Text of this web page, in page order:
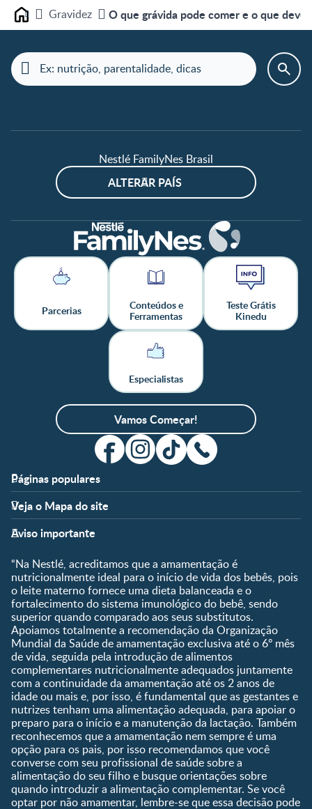
Home Gravidez O que grávida pode comer e o que
Nestlé FamilyNes Brasil
ALTERAR PAÍS
Parcerias
Conteúdos e
Ferramentas
Teste Grátis
Kinedu
Especialistas
Vamos Começar!
Páginas populares
Apoio
FAQ
Nossos Artigos
Fale conosco
Clube
Shopping
Compre Agora
Veja o Mapa do site
Fases
Pré-Concepção
Gravidez
Pós-Parto
0 a 5 meses
6 a 8 meses
9 a 12 meses
1 a 3 anos
Pré-escolar
Temas
Desenvolvimento
Ser Mãe e Pai
Nutrição, Alimentação e
Saúde
Ferramentas
Quando eu ficarei fértil?
Que dia meu bebê vai
nascer?
Guia de Nomes para Bebê
Calendário de semanas de
gravidez
Aviso importante
“Na Nestlé, acreditamos que a amamentação é
nutricionalmente ideal para o início de vida dos bebês, pois
o leite materno fornece uma dieta balanceada e o
fortalecimento do sistema imunológico do bebê, sendo
superior quando comparado aos seus substitutos.
Apoiamos totalmente a recomendação da Organização
Mundial da Saúde de amamentação exclusiva até o 6º mês
de vida, seguida pela introdução de alimentos
complementares nutricionalmente adequados juntamente
com a continuidade da amamentação até os 2 anos de
idade ou mais e, por isso, é fundamental que as gestantes e
nutrizes tenham uma alimentação adequada, para apoiar o
preparo para o início e a manutenção da lactação. Também
reconhecemos que a amamentação nem sempre é uma
opção para os pais, por isso recomendamos que você
converse com seu profissional de saúde sobre a
alimentação do seu filho e busque orientações sobre
quando introduzir a alimentação complementar. Se você
optar por não amamentar, lembre-se que essa decisão pode